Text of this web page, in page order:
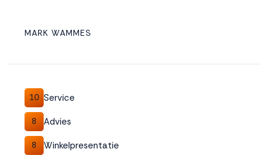
MARK WAMMES
10 Service
8 Advies
8 Winkelpresentatie